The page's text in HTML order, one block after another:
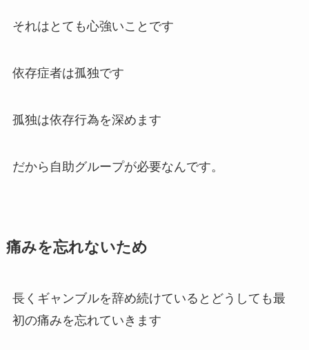
それはとても心強いことです
依存症者は孤独です
孤独は依存行為を深めます
だから自助グループが必要なんです。
痛みを忘れないため
長くギャンブルを辞め続けているとどうしても最
初の痛みを忘れていきます